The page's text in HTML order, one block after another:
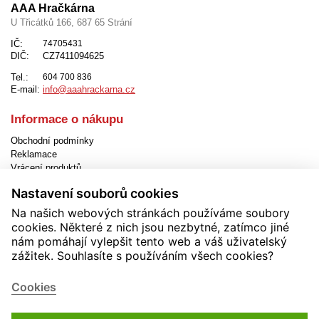
AAA Hračkárna
U Třicátků 166, 687 65 Strání
IČ:
74705431
DIČ:
CZ7411094625
Tel.:
604 700 836
E-mail: info@aaahrackarna.cz
Informace o nákupu
Obchodní podmínky
Reklamace
Vrácení produktů
Způsob platby
Jak objednat
Nastavení cookies
Užitečné informace
Novinky
Akční produkty
Kontakty
Nastavení souborů cookies
Na našich webových stránkách používáme soubory
cookies. Některé z nich jsou nezbytné, zatímco jiné
nám pomáhají vylepšit tento web a váš uživatelský
zážitek. Souhlasíte s používáním všech cookies?
Cookies